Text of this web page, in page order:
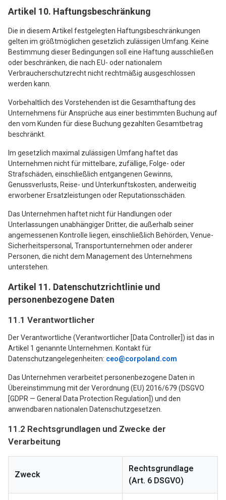
Artikel 10. Haftungsbeschränkung
Die in diesem Artikel festgelegten Haftungsbeschränkungen
gelten im größtmöglichen gesetzlich zulässigen Umfang. Keine
Bestimmung dieser Bedingungen soll eine Haftung ausschließen
oder beschränken, die nach EU- oder nationalem
Verbraucherschutzrecht nicht rechtmäßig ausgeschlossen
werden kann.
Vorbehaltlich des Vorstehenden ist die Gesamthaftung des
Unternehmens für Ansprüche aus einer bestimmten Buchung auf
den vom Kunden für diese Buchung gezahlten Gesamtbetrag
beschränkt.
Im gesetzlich maximal zulässigen Umfang haftet das
Unternehmen nicht für mittelbare, zufällige, Folge- oder
Strafschäden, einschließlich entgangenen Gewinns,
Genussverlusts, Reise- und Unterkunftskosten, anderweitig
erworbener Ersatzleistungen oder Reputationsschäden.
Das Unternehmen haftet nicht für Handlungen oder
Unterlassungen unabhängiger Dritter, die außerhalb seiner
angemessenen Kontrolle liegen, einschließlich Behörden, Venue-
Sicherheitspersonal, Transportunternehmen oder anderer
Personen, die nicht dem Management des Unternehmens
unterstehen.
Artikel 11. Datenschutzrichtlinie und
personenbezogene Daten
11.1 Verantwortlicher
Der Verantwortliche (Verantwortlicher [Data Controller]) ist das in
Artikel 1 genannte Unternehmen. Kontakt für
Datenschutzangelegenheiten: ceo@corpoland.com
Das Unternehmen verarbeitet personenbezogene Daten in
Übereinstimmung mit der Verordnung (EU) 2016/679 (DSGVO
[GDPR — General Data Protection Regulation]) und den
anwendbaren nationalen Datenschutzgesetzen.
11.2 Rechtsgrundlagen und Zwecke der
Verarbeitung
Zweck
Rechtsgrundlage
(Art. 6 DSGVO)